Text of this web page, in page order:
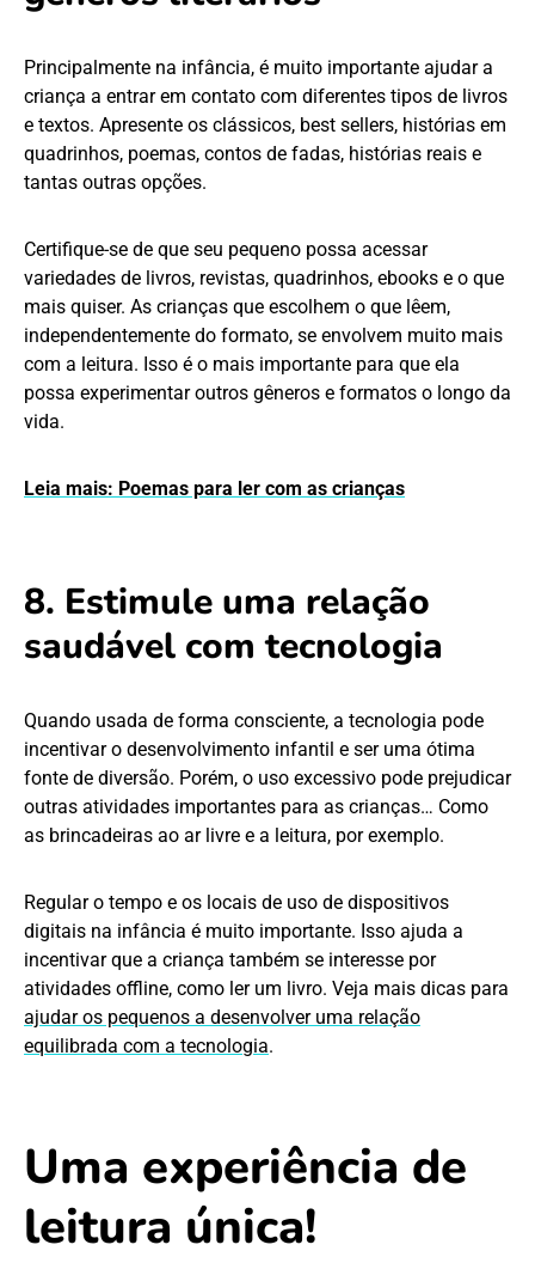
Principalmente na infância, é muito importante ajudar a
criança a entrar em contato com diferentes tipos de livros
e textos. Apresente os clássicos, best sellers, histórias em
quadrinhos, poemas, contos de fadas, histórias reais e
tantas outras opções.
Certifique-se de que seu pequeno possa acessar
variedades de livros, revistas, quadrinhos, ebooks e o que
mais quiser. As crianças que escolhem o que lêem,
independentemente do formato, se envolvem muito mais
com a leitura. Isso é o mais importante para que ela
possa experimentar outros gêneros e formatos o longo da
vida.
Leia mais: Poemas para ler com as crianças
8. Estimule uma relação
saudável com tecnologia
Quando usada de forma consciente, a tecnologia pode
incentivar o desenvolvimento infantil e ser uma ótima
fonte de diversão. Porém, o uso excessivo pode prejudicar
outras atividades importantes para as crianças… Como
as brincadeiras ao ar livre e a leitura, por exemplo.
Regular o tempo e os locais de uso de dispositivos
digitais na infância é muito importante. Isso ajuda a
incentivar que a criança também se interesse por
atividades offline, como ler um livro. Veja mais dicas para
ajudar os pequenos a desenvolver uma relação
equilibrada com a tecnologia.
Uma experiência de
leitura única!